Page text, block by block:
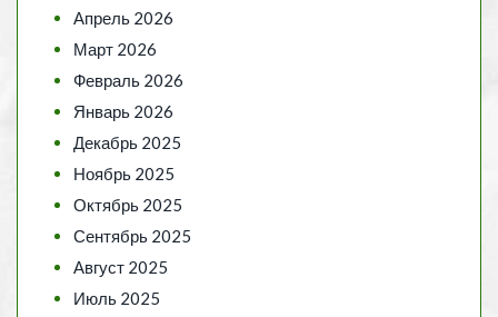
Апрель 2026
Март 2026
Февраль 2026
Январь 2026
Декабрь 2025
Ноябрь 2025
Октябрь 2025
Сентябрь 2025
Август 2025
Июль 2025